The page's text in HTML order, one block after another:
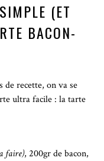
(ET
BACON-
de recette, on va se
ultra facile : la tarte
faire), 200gr de bacon,